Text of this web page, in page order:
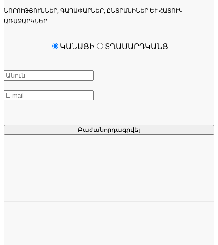
ՆՈՐՈՒԹՅՈՒՆՆԵՐ, ԳԱՂԱՓԱՐՆԵՐ, ԸՆՏՐԱՆԻՆԵՐ ԵՒ ՀԱՏՈՒԿ Ա
ՌԱՋԱՐԿՆԵՐ
Բաժանորդագրվել
ԿԱՆԱՑԻ ՏՂԱՄԱՐԴԿԱՆՑ